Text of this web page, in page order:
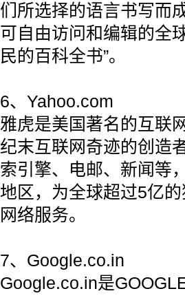
们所选择的语言书写而
可自由访问和编辑的全
民的百科全书”。
6、Yahoo.com
雅虎是美国著名的互联
纪末互联网奇迹的创造
索引擎、电邮、新闻等
地区，为全球超过5亿
网络服务。
7、Google.co.in
Google.co.in是